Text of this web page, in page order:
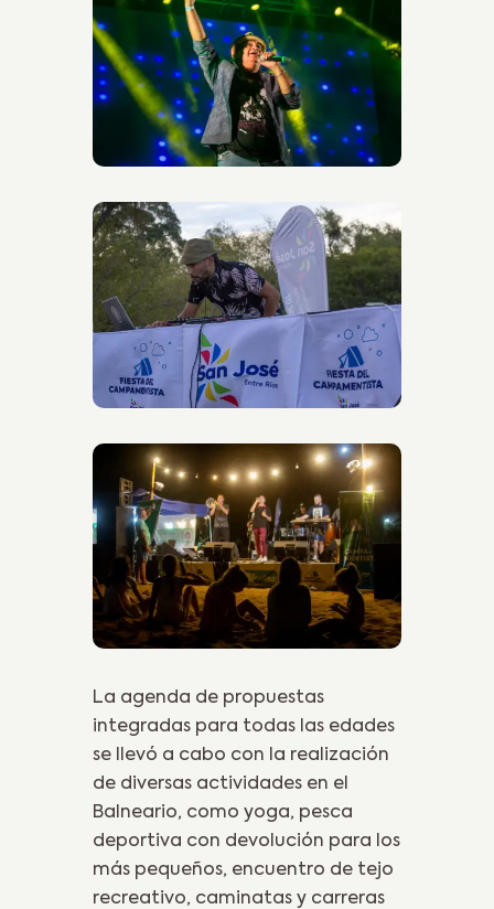
La agenda de propuestas
integradas para todas las edades
se llevó a cabo con la realización
de diversas actividades en el
Balneario, como yoga, pesca
deportiva con devolución para los
más pequeños, encuentro de tejo
recreativo, caminatas y carreras